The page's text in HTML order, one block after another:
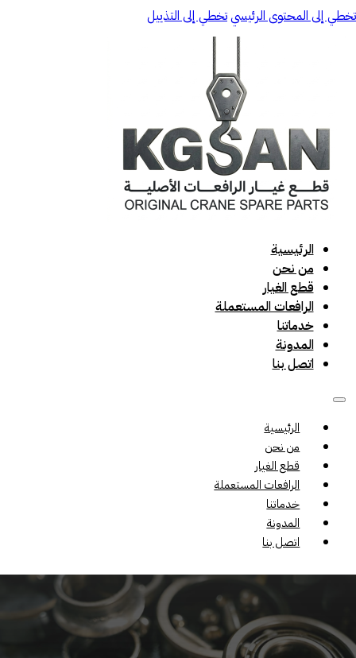
تخطي إلى المحتوى الرئيسيتخطي إلى التذييل
الرئيسية
من نحن
قطع الغيار
الرافعات المستعملة
خدماتنا
المدونة
اتصل بنا
الرئيسية
من نحن
قطع الغيار
الرافعات المستعملة
خدماتنا
المدونة
اتصل بنا